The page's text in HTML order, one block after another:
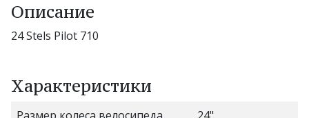
Описание
24 Stels Pilot 710
Характеристики